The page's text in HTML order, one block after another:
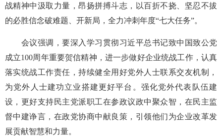
战精神中汲取力量，昂扬拼搏斗志，以百折不挠、坚忍不拔
的必胜信念破难题、开新局，全力冲刺年度“七大任务”。
会议强调，要深入学习贯彻习近平总书记致中国致公党
成立100周年重要贺信精神，进一步做好企业统战工作，认真
落实统战工作责任，持续健全用好党外人士联系交友机制，
为党外人士建功立业搭建更好平台。强化党外代表队伍建
设，更好支持民主党派职工在参政议政中聚众智，在民主监
督中建诤言，在政党协商中献良策，引领他们为企业改革发
展贡献智慧和力量。